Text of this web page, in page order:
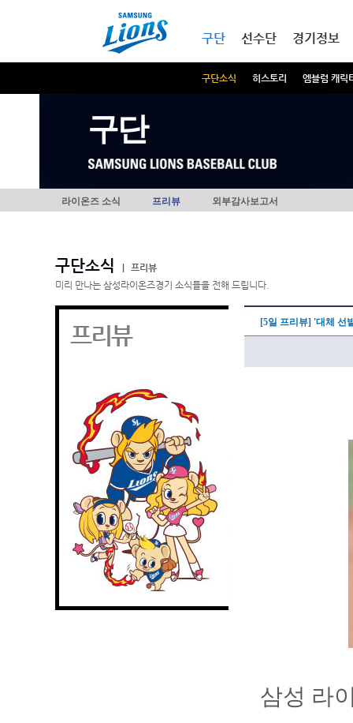
구단
구단소식 히스토리 엠블럼 캐릭
선수단 경기정보
구단
라이온즈 소식 프리뷰 외부감사보고서
구단소식
프리뷰
미리 만나는 삼성라이온즈경기 소식들을 전해 드립니다.
프리뷰 [5일 프리뷰] '대체 선
삼성 라